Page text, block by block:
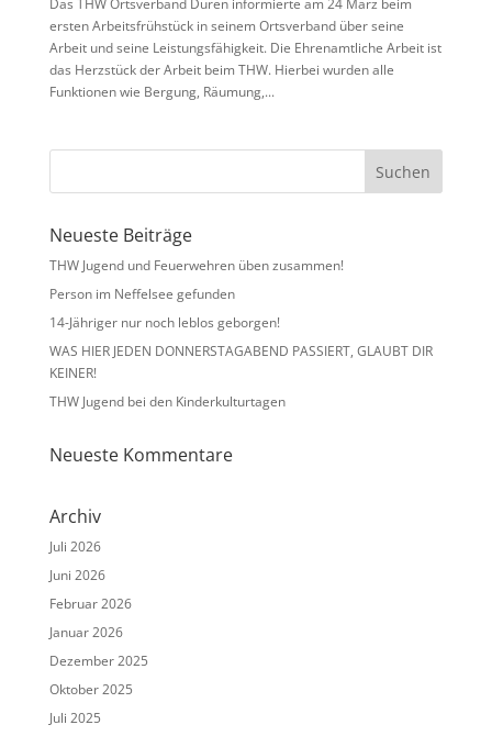
ersten Arbeitsfrühstück in seinem Ortsverband über seine
Arbeit und seine Leistungsfähigkeit. Die Ehrenamtliche Arbeit ist
das Herzstück der Arbeit beim THW. Hierbei wurden alle
Funktionen wie Bergung, Räumung,...
Neueste Beiträge
THW Jugend und Feuerwehren üben zusammen!
Person im Neffelsee gefunden
14-Jähriger nur noch leblos geborgen!
WAS HIER JEDEN DONNERSTAGABEND PASSIERT, GLAUBT DIR
KEINER!
THW Jugend bei den Kinderkulturtagen
Neueste Kommentare
Archiv
Juli 2026
Juni 2026
Februar 2026
Januar 2026
Dezember 2025
Oktober 2025
Juli 2025